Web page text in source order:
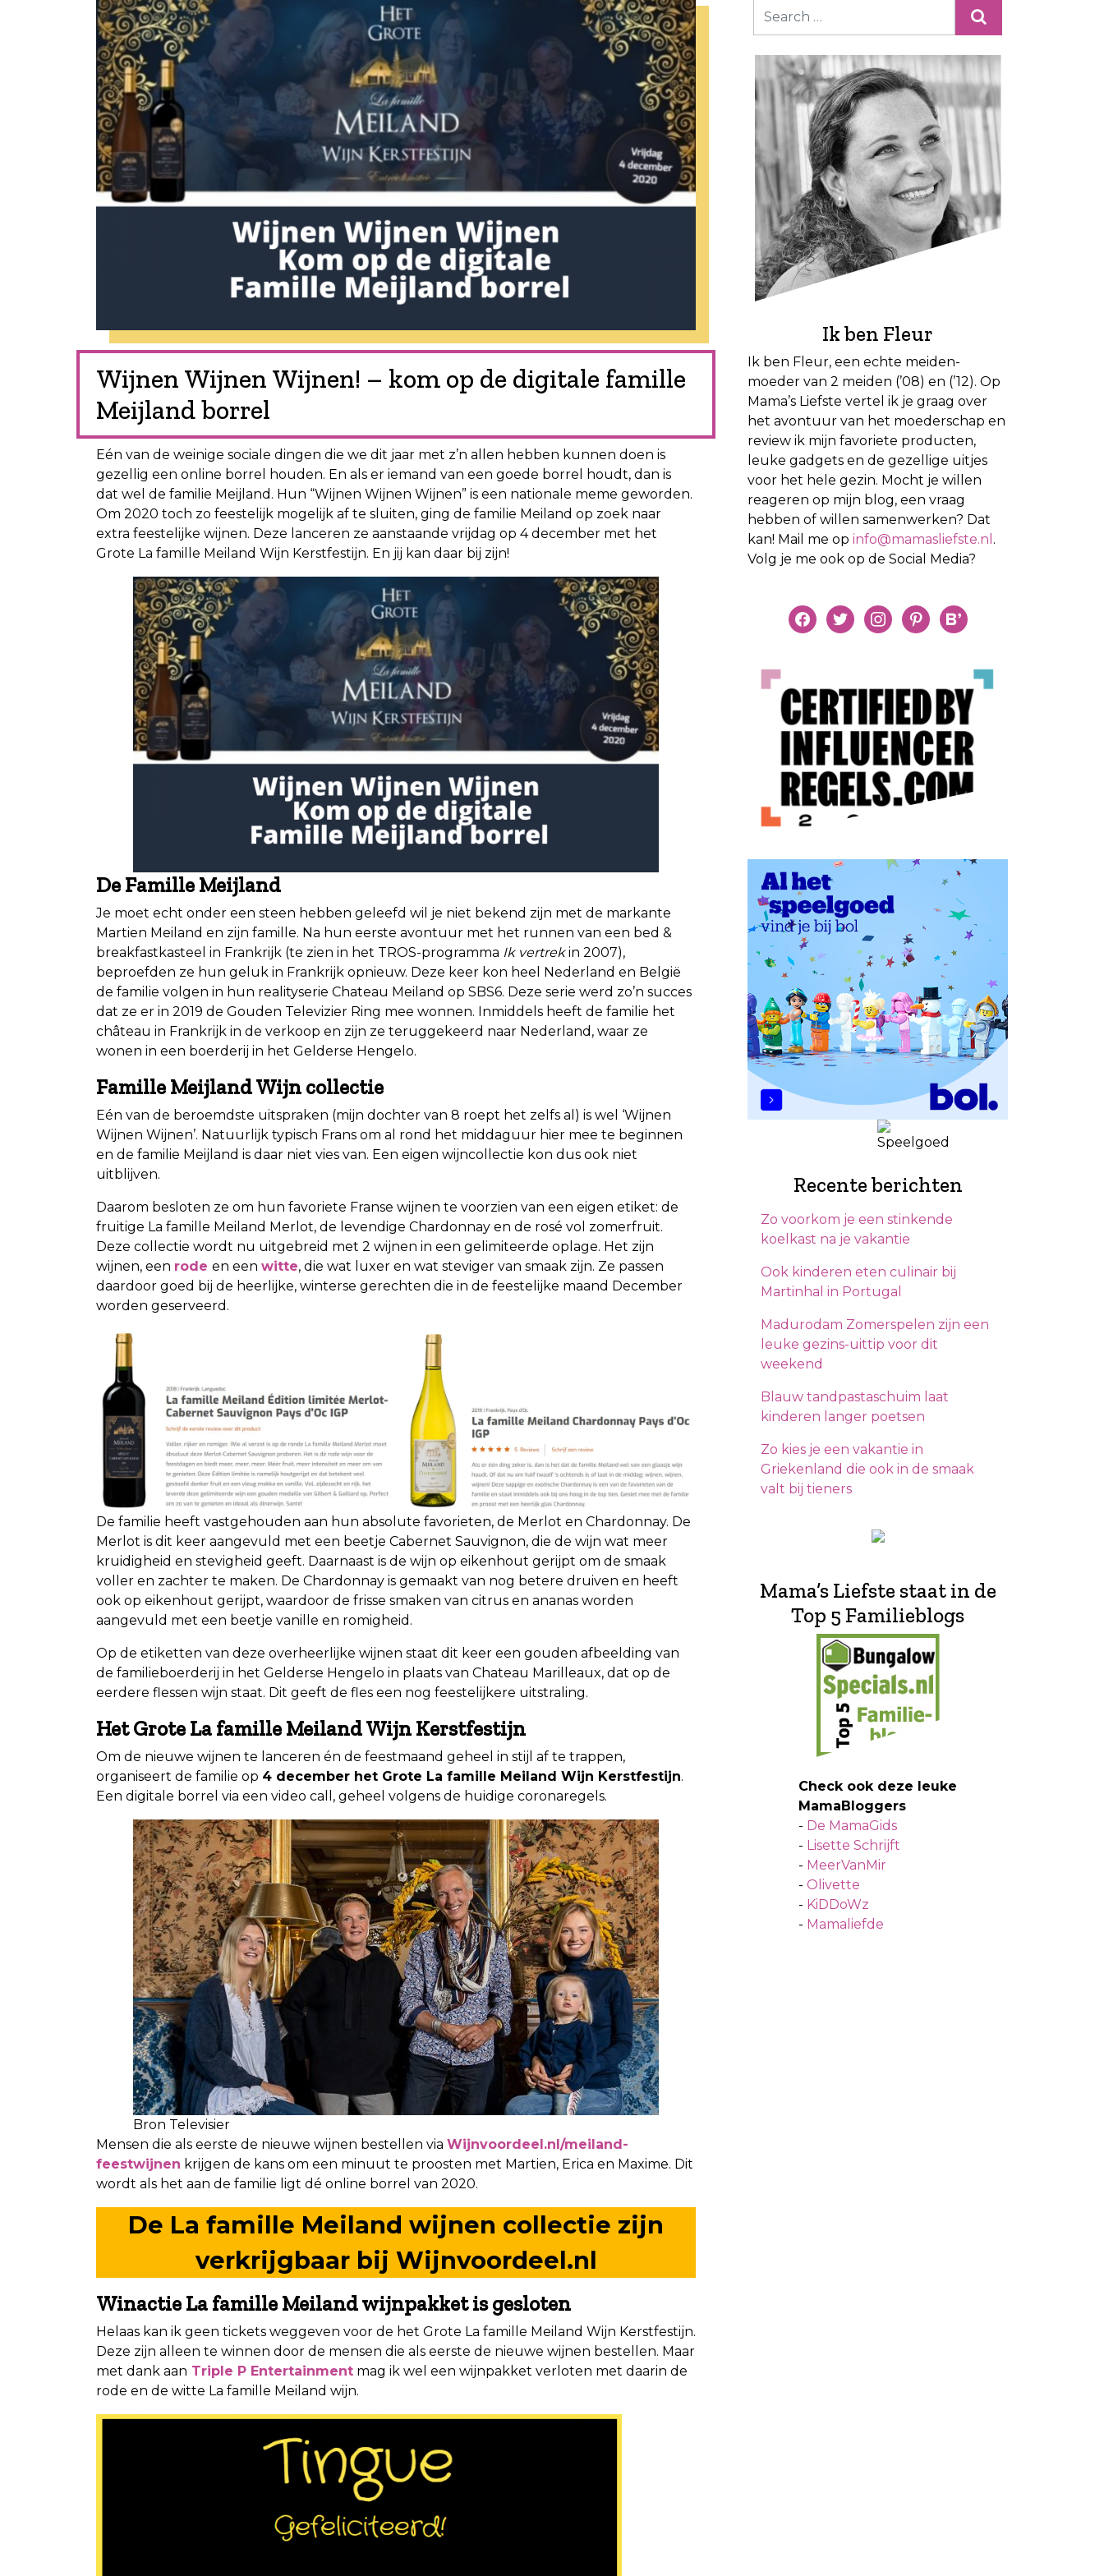
Wijnen Wijnen Wijnen! – kom op de digitale famille
Meijland borrel
Eén van de weinige sociale dingen die we dit jaar met z’n allen hebben kunnen doen is
gezellig een online borrel houden. En als er iemand van een goede borrel houdt, dan is
dat wel de familie Meijland. Hun “Wijnen Wijnen Wijnen” is een nationale meme geworden.
Om 2020 toch zo feestelijk mogelijk af te sluiten, ging de familie Meiland op zoek naar
extra feestelijke wijnen. Deze lanceren ze aanstaande vrijdag op 4 december met het
Grote La famille Meiland Wijn Kerstfestijn. En jij kan daar bij zijn!
De Famille Meijland
Je moet echt onder een steen hebben geleefd wil je niet bekend zijn met de markante
Martien Meiland en zijn famille. Na hun eerste avontuur met het runnen van een bed &
breakfastkasteel in Frankrijk (te zien in het TROS-programma Ik vertrekin 2007),
beproefden ze hun geluk in Frankrijk opnieuw. Deze keer kon heel Nederland en België
de familie volgen in hun realityserie Chateau Meiland op SBS6. Deze serie werd zo’n succes
dat ze er in 2019 de Gouden Televizier Ring mee wonnen. Inmiddels heeft de familie het
château in Frankrijk in de verkoop en zijn ze teruggekeerd naar Nederland, waar ze
wonen in een boerderij in het Gelderse Hengelo.
Famille Meijland Wijn collectie
Eén van de beroemdste uitspraken (mijn dochter van 8 roept het zelfs al) is wel ‘Wijnen
Wijnen Wijnen’. Natuurlijk typisch Frans om al rond het middaguur hier mee te beginnen
en de familie Meijland is daar niet vies van. Een eigen wijncollectie kon dus ook niet
uitblijven.
Daarom besloten ze om hun favoriete Franse wijnen te voorzien van een eigen etiket: de
fruitige La famille Meiland Merlot, de levendige Chardonnay en de rosé vol zomerfruit.
Deze collectie wordt nu uitgebreid met 2 wijnen in een gelimiteerde oplage. Het zijn
wijnen, een rode en een witte, die wat luxer en wat steviger van smaak zijn. Ze passen
daardoor goed bij de heerlijke, winterse gerechten die in de feestelijke maand December
worden geserveerd.
De familie heeft vastgehouden aan hun absolute favorieten, de Merlot en Chardonnay. De
Merlot is dit keer aangevuld met een beetje Cabernet Sauvignon, die de wijn wat meer
kruidigheid en stevigheid geeft. Daarnaast is de wijn op eikenhout gerijpt om de smaak
voller en zachter te maken. De Chardonnay is gemaakt van nog betere druiven en heeft
ook op eikenhout gerijpt, waardoor de frisse smaken van citrus en ananas worden
aangevuld met een beetje vanille en romigheid.
Op de etiketten van deze overheerlijke wijnen staat dit keer een gouden afbeelding van
de familieboerderij in het Gelderse Hengelo in plaats van Chateau Marilleaux, dat op de
eerdere flessen wijn staat. Dit geeft de fles een nog feestelijkere uitstraling.
Het Grote La famille Meiland Wijn Kerstfestijn
Om de nieuwe wijnen te lanceren én de feestmaand geheel in stijl af te trappen,
organiseert de familie op 4 december het Grote La famille Meiland Wijn Kerstfestijn.
Een digitale borrel via een video call, geheel volgens de huidige coronaregels.
Bron Televisier
Mensen die als eerste de nieuwe wijnen bestellen via Wijnvoordeel.nl/meiland-
feestwijnen krijgen de kans om een minuut te proosten met Martien, Erica en Maxime. Dit
wordt als het aan de familie ligt dé online borrel van 2020.
De La famille Meiland wijnen collectie zijn
verkrijgbaar bij Wijnvoordeel.nl
Winactie La famille Meiland wijnpakket is gesloten
Helaas kan ik geen tickets weggeven voor de het Grote La famille Meiland Wijn Kerstfestijn.
Deze zijn alleen te winnen door de mensen die als eerste de nieuwe wijnen bestellen. Maar
met dank aan Triple P Entertainment mag ik wel een wijnpakket verloten met daarin de
rode en de witte La famille Meiland wijn.
Ik ben Fleur
Ik ben Fleur, een echte meiden-
moeder van 2 meiden (’08) en (’12). Op
Mama’s Liefste vertel ik je graag over
het avontuur van het moederschap en
review ik mijn favoriete producten,
leuke gadgets en de gezellige uitjes
voor het hele gezin. Mocht je willen
reageren op mijn blog, een vraag
hebben of willen samenwerken? Dat
kan! Mail me op info@mamasliefste.nl .
Volg je me ook op de Social Media?
facebooktwitterinstagrampinterestbloglovin
Recente berichten
Zo voorkom je een stinkende
koelkast na je vakantie
Ook kinderen eten culinair bij
Martinhal in Portugal
Madurodam Zomerspelen zijn een
leuke gezins-uittip voor dit
weekend
Blauw tandpastaschuim laat
kinderen langer poetsen
Zo kies je een vakantie in
Griekenland die ook in de smaak
valt bij tieners
Mama’s Liefste staat in de
Top 5 Familieblogs
Check ook deze leuke
MamaBloggers
- De MamaGids
- Lisette Schrijft
- MeerVanMir
- Olivette
- KiDDoWz
- Mamaliefde